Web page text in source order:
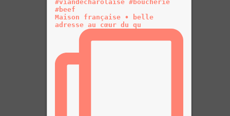
Maison française • belle
adresse au cœur du qu